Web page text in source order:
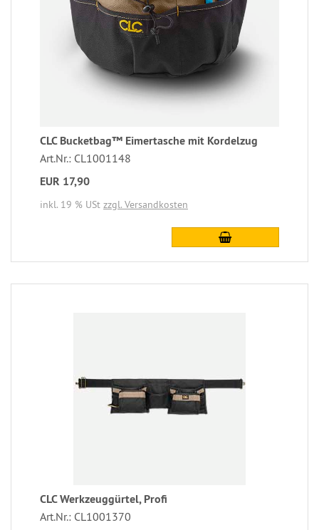
CLC Bucketbag™ Eimertasche mit Kordelzug
Art.Nr.: CL1001148
EUR 17,90
inkl. 19 % USt zzgl. Versandkosten
CLC Werkzeuggürtel, Profi
Art.Nr.: CL1001370